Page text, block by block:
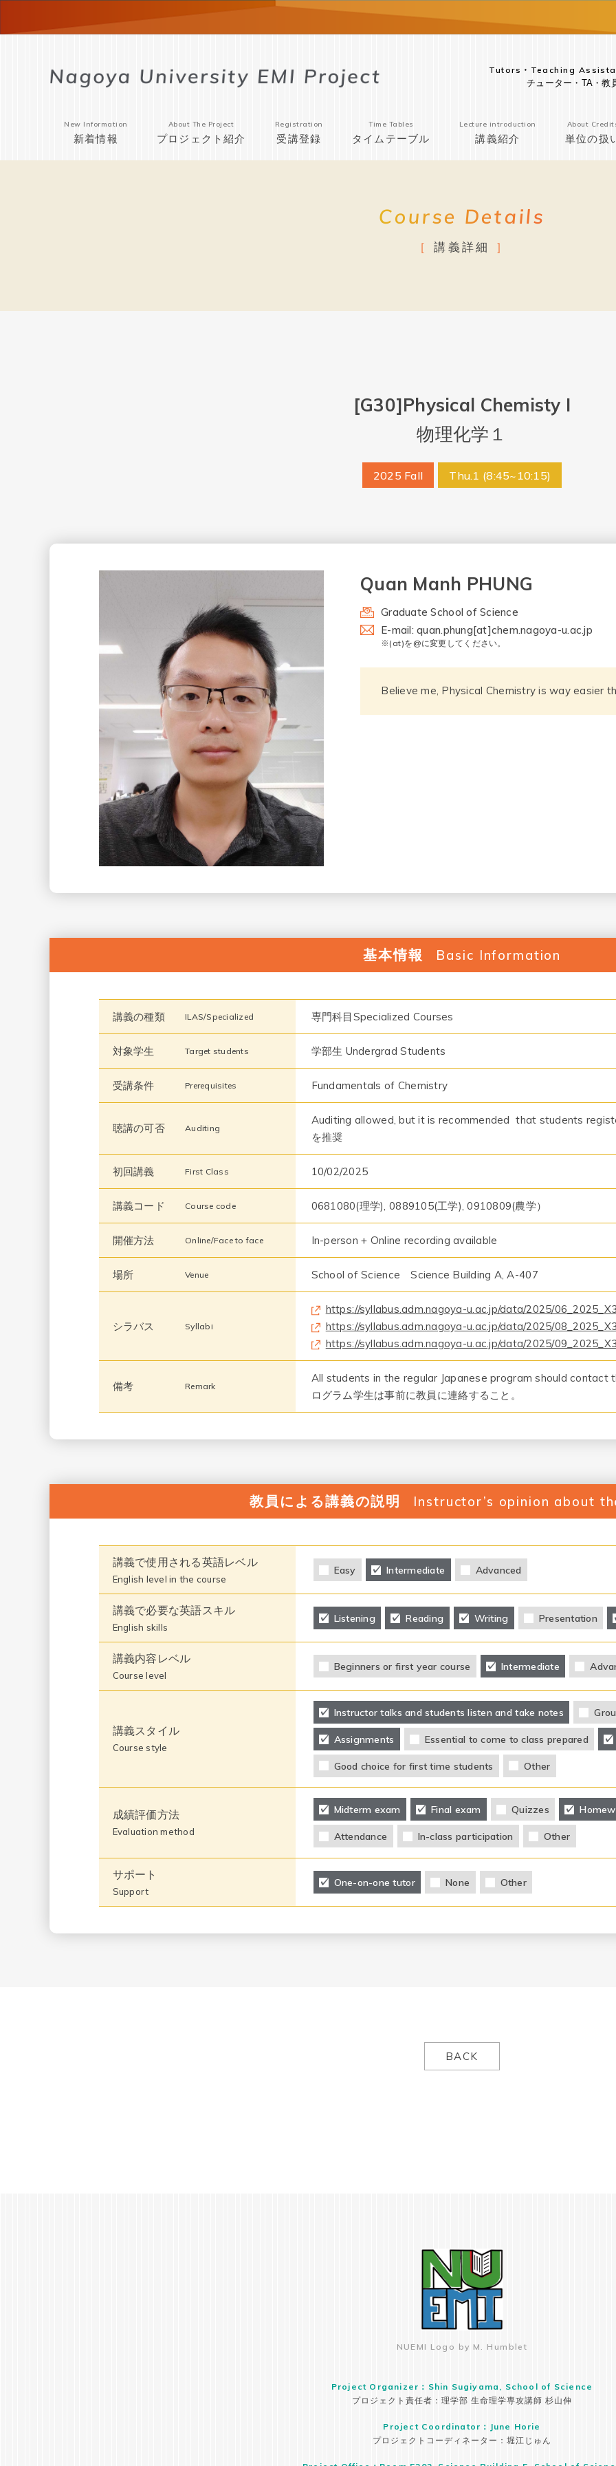
Tutors・Teaching
チューター・TA・教
New Information
新着情報
About The Project
プロジェクト紹介
Registration
受講登録
Time Tables
タイムテーブル
Lecture introduction
講義紹介
About
単位の扱
Course Details
講義詳細
[G30]Physical Chemisty I
物理化学１
2025 Fall Thu.1 (8:45~10:15)
Quan Manh PHUNG
Graduate School of Science
E-mail: quan.phung[at]chem.nagoya-u.ac.jp
※(at)を@に変更してください。
Believe me, Physical Chemistry is way easier
基本情報 Basic Information
講義の種類 ILAS/Specialized 専門科目Specialized Courses
対象学生 Target students 学部生 Undergrad Students
受講条件 Prerequisites Fundamentals of Chemistry
聴講の可否 Auditing
Auditing allowed, but it is recommended that students
を推奨
初回講義 First Class 10/02/2025
講義コード Course code 0681080(理学), 0889105(工学), 0910809(農学）
開催方法 Online/Face to face In-person + Online recording available
場所 Venue School of Science Science Building A, A-407
シラバス Syllabi
https://syllabus.adm.nagoya-u.ac.jp/data/2025/
https://syllabus.adm.nagoya-u.ac.jp/data/2025/
https://syllabus.adm.nagoya-u.ac.jp/data/2025/
備考 Remark
All students in the regular Japanese program should contact
ログラム学生は事前に教員に連絡すること。
教員による講義の説明 Instructor’s opinion about
講義で使用される英語レベル
English level in the course
Easy Intermediate Advanced
講義で必要な英語スキル
English skills
Listening Reading Writing Presentation
講義内容レベル
Course level
Beginners or first year course Intermediate
講義スタイル
Course style
Instructor talks and students listen and take notes
Assignments Essential to come to class prepared
Good choice for first time students Other
成績評価方法
Evaluation method
Midterm exam Final exam Quizzes
Attendance In-class participation Other
サポート
Support
One-on-one tutor None Other
BACK
NUEMI Logo by M. Humblet
Project Organizer：Shin Sugiyama, School of Science
プロジェクト責任者：理学部 生命理学専攻講師 杉山伸
Project Coordinator：June Horie
プロジェクトコーディネーター：堀江じゅん